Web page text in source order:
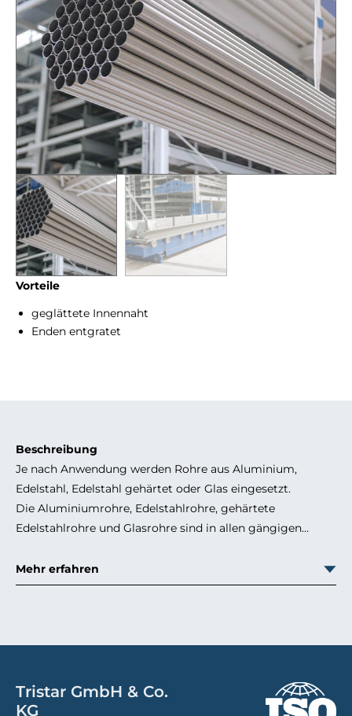
Vorteile
geglättete Innennaht
Enden entgratet
Beschreibung
Je nach Anwendung werden Rohre aus Aluminium,
Edelstahl, Edelstahl gehärtet oder Glas eingesetzt.
Die Aluminiumrohre, Edelstahlrohre, gehärtete
Edelstahlrohre und Glasrohre sind in allen gängigen
Mehr erfahren
Tristar GmbH & Co.
KG